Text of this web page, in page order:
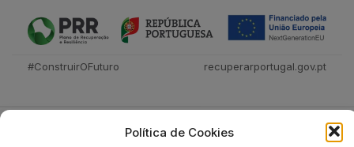
Política de Cookies
#ConstruirOFuturo recuperarportugal.gov.pt